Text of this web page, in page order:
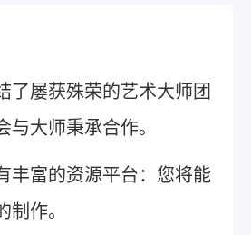
了屡获殊荣的艺术大师团
与大师秉承合作。
丰富的资源平台：您将能
制作。